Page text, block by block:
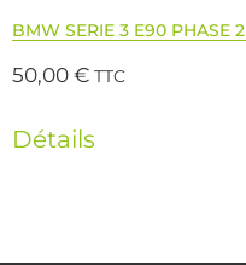
BMW SERIE 3 E90 PHASE 2
50,00€ TTC
Détails